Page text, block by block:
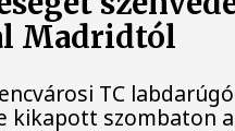
Madridtól
TC
kikapott szombaton a